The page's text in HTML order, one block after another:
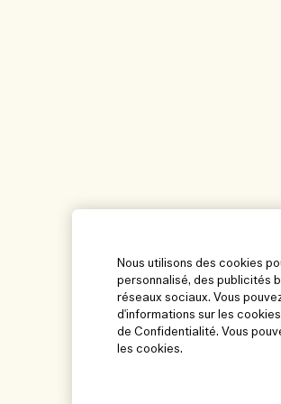
Nous utilisons des cookies
personnalisé, des publicités
réseaux sociaux. Vous
d'informations sur les
de Confidentialité. Vous
les cookies.